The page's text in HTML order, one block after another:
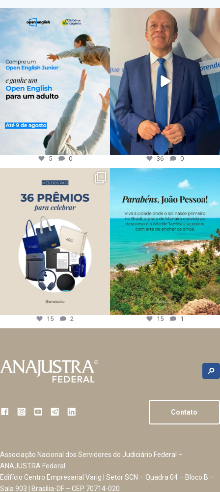
5 0 36 0
15 2 15 1
Contato
Associação Nacional dos Servidores do Judiciário Federal –
ANAJUSTRA Federal
Edifício Centro Empresarial Varig | Setor SCN – Quadra 04 – Bloco B –
Sala 903 | Brasília-DF – CEP 70714-020